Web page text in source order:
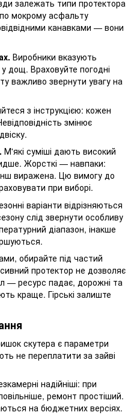
залежать типи протектора
мокрому асфальту
канавками — вони
Виробники вказують
дощ. Враховуйте погодні
важливо звернути увагу на
з інструкцією: кожен
змінює
М'які суміші дають високий
Жорсткі — навпаки:
виражена. Цю вимогу до
при виборі.
варіанти відрізняються
слід звернути особливу
діапазон, інакше
обирайте під частий
протектор не дозволяє
— ресурс падає, дорожні та
краще. Гірські залиште
скутера є параметри
не переплатити за зайві
надійніші: при
ремонт простіший.
на бюджетних версіях.